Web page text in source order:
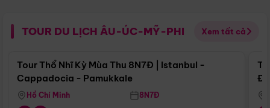
TOUR DU LỊCH ÂU-ÚC-MỸ-PHI Xem tất cả
Điểm nổi bật
Tour Thổ Nhĩ Kỳ Mùa Thu 8N7Đ | Istanbul -
Cappadocia - Pamukkale
Hồ Chí Minh 8N7Đ